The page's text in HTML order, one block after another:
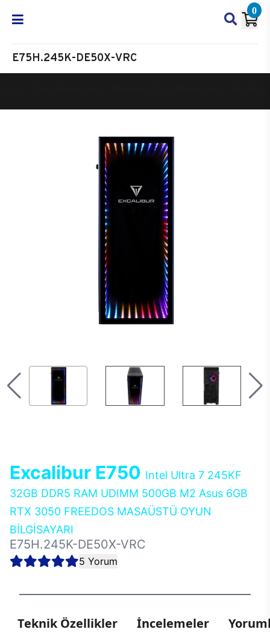
0
E75H.245K-DE50X-VRC
Excalibur E750 Intel Ultra 7 245KF
32GB DDR5 RAM UDIMM 500GB M2 Asus 6GB
RTX 3050 FREEDOS MASAÜSTÜ OYUN
BİLGİSAYARI
E75H.245K-DE50X-VRC
5 Yorum
Teknik Özellikler İncelemeler